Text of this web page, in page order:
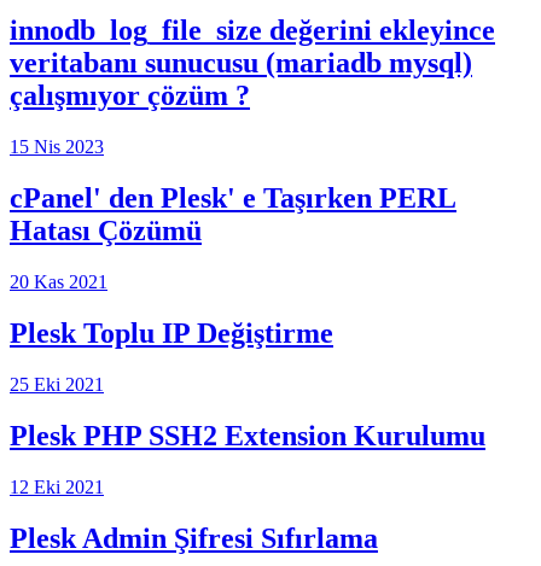
innodb_log_file_size değerini ekleyince
veritabanı sunucusu (mariadb mysql)
çalışmıyor çözüm ?
15 Nis 2023
cPanel' den Plesk' e Taşırken PERL
Hatası Çözümü
20 Kas 2021
Plesk Toplu IP Değiştirme
25 Eki 2021
Plesk PHP SSH2 Extension Kurulumu
12 Eki 2021
Plesk Admin Şifresi Sıfırlama